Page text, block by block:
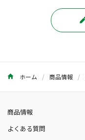
ホーム 商品情報
商品情報
よくある質問